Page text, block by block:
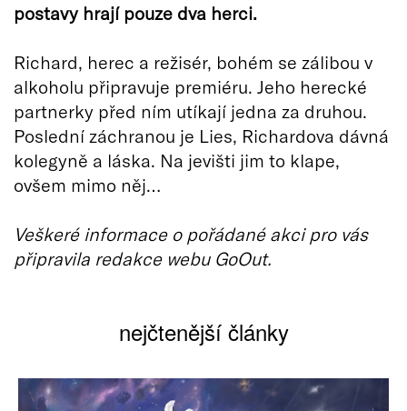
postavy hrají pouze dva herci.
Richard, herec a režisér, bohém se zálibou v
alkoholu připravuje premiéru. Jeho herecké
partnerky před ním utíkají jedna za druhou.
Poslední záchranou je Lies, Richardova dávná
kolegyně a láska. Na jevišti jim to klape,
ovšem mimo něj…
Veškeré informace o pořádané akci pro vás
připravila redakce webu GoOut.
nejčtenější články